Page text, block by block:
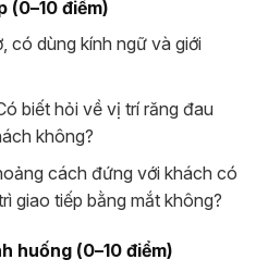
(0–10 điểm)
có dùng kính ngữ và giới
biết hỏi về vị trí răng đau
không?
cách đứng với khách có
giao tiếp bằng mắt không?
huống (0–10 điểm)